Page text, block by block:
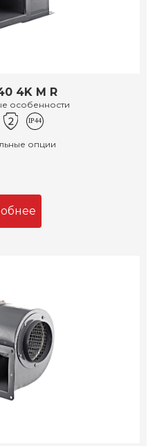
4K M R
особенности
опции